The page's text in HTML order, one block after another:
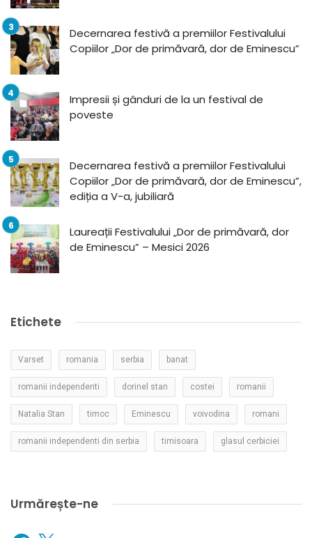
Decernarea festivă a premiilor Festivalului
Copiilor „Dor de primăvară, dor de Eminescu”
Impresii și gânduri de la un festival de
poveste
Decernarea festivă a premiilor Festivalului
Copiilor „Dor de primăvară, dor de Eminescu”,
ediția a V-a, jubiliară
Laureații Festivalului „Dor de primăvară, dor
de Eminescu” – Mesici 2026
Etichete
Varset romania serbia banat
romanii independenti dorinel stan costei romanii
Natalia Stan timoc Eminescu voivodina romani
romanii independenti din serbia timisoara glasul cerbiciei
Urmărește-ne